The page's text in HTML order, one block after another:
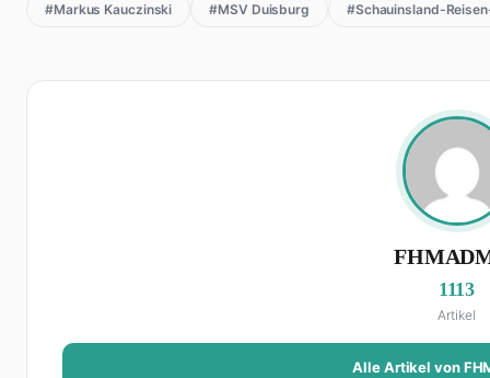
#Markus Kauczinski #MSV Duisburg #Schauinsland-
1113
Artikel
Alle Artikel von